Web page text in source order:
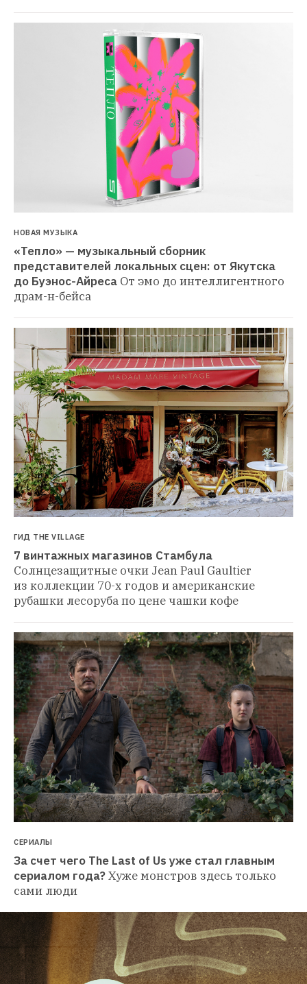
НОВАЯ МУЗЫКА
«Тепло» — музыкальный сборник
представителей локальных сцен: от Якутска
до Буэнос-Айреса От эмо до интеллигентного
драм-н-бейса
ГИД THE VILLAGE
7 винтажных магазинов Стамбула
Солнцезащитные очки Jean Paul Gaultier
из коллекции 70-х годов и американские
рубашки лесоруба по цене чашки кофе
СЕРИАЛЫ
За счет чего The Last of Us уже стал главным
сериалом года?Хуже монстров здесь только
сами люди